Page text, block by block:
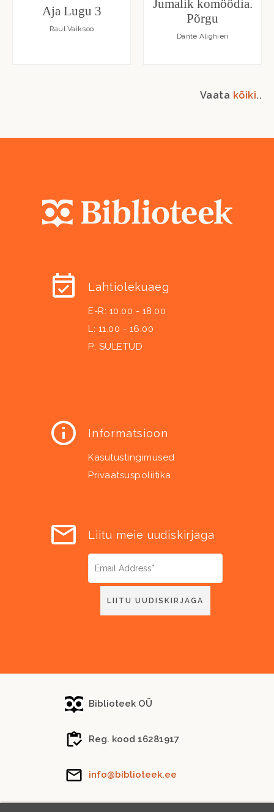
Aja Lugu 3
Raul Vaiksoo
Jumalik komöödia.
Põrgu
Dante Alighieri
Vaata kõiki..
Lahtiolekuaeg
E-R: 10.00 - 18.00
L: 11.00 - 16.00
P: SULETUD
Informatsioon
Kasutustingimused
Privaatsuspoliitika
Liitu meie uudiskirjaga
Biblioteek OÜ
Reg. kood 16281917
info@biblioteek.ee